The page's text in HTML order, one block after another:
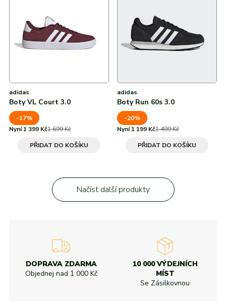
adidas
Boty VL Court 3.0
-17%
Nyní 1 399 Kč1 699 Kč
PŘIDAT DO KOŠÍKU
adidas
Boty Run 60s 3.0
-20%
Nyní 1 199 Kč1 499 Kč
PŘIDAT DO KOŠÍKU
Načíst další produkty
DOPRAVA ZDARMA
Objednej nad 1 000 Kč
10 000 VÝDEJNÍCH
MÍST
Se Zásilkovnou